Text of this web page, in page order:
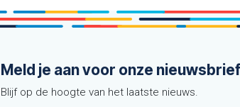
Meld je aan voor onze nieuwsbrief
Blijf op de hoogte van het laatste nieuws.